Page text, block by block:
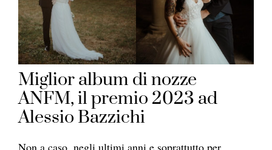
Miglior album di nozze
ANFM, il premio 2023 ad
Alessio Bazzichi